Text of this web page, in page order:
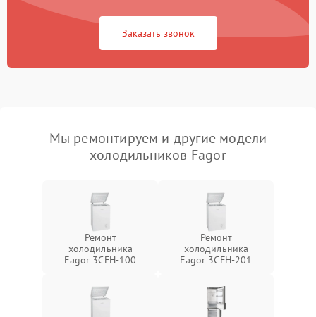
Заказать звонок
Мы ремонтируем и другие модели
холодильников Fagor
Ремонт
холодильника
Fagor 3CFH-100
Ремонт
холодильника
Fagor 3CFH-201